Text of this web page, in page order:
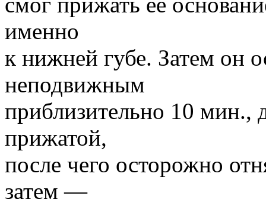
именно
к нижней губе. Затем он
неподвижным
приблизительно 10 мин.,
прижатой,
после чего осторожно
затем —